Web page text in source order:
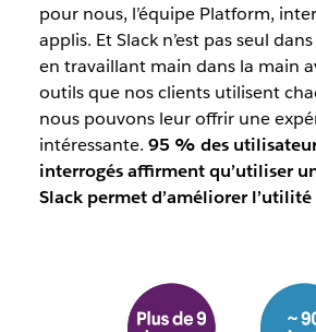
pour nous, l’équipe Platform,
applis. Et Slack n’est pas seul
en travaillant main dans la main
outils que nos clients utilisent
nous pouvons leur offrir une
intéressante. 95 % des
interrogés affirment qu’utiliser
Slack permet d’améliorer